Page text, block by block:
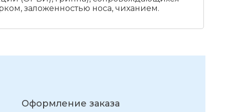
заложенностью носа, чиханием.
Оформление заказа